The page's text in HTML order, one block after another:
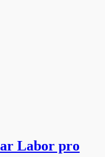
Labor pro